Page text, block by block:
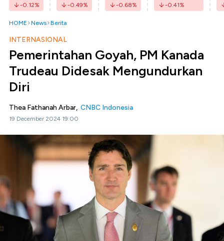
-0.12% -0.49% -0.68% -0.41%
HOME News Berita
INTERNASIONAL
Pemerintahan Goyah, PM Kanada
Trudeau Didesak Mengundurkan
Diri
Thea Fathanah Arbar, CNBC Indonesia
19 December 2024 19:00